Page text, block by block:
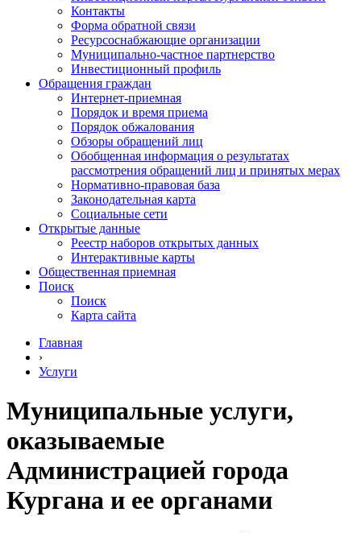
Контакты
Форма обратной связи
Ресурсоснабжающие организации
Муниципально-частное партнерство
Инвестиционный профиль
Обращения граждан
Интернет-приемная
Порядок и время приема
Порядок обжалования
Обзоры обращений лиц
Обобщенная информация о результатах
рассмотрения обращений лиц и принятых мерах
Нормативно-правовая база
Законодательная карта
Социальные сети
Открытые данные
Реестр наборов открытых данных
Интерактивные карты
Общественная приемная
Поиск
Поиск
Карта сайта
Главная
›
Услуги
Муниципальные услуги,
оказываемые
Администрацией города
Кургана и ее органами